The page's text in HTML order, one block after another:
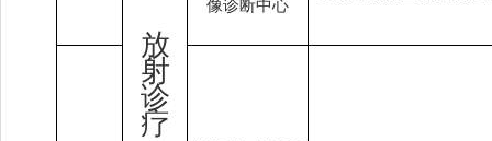
放
射
诊
疗
像诊断中心